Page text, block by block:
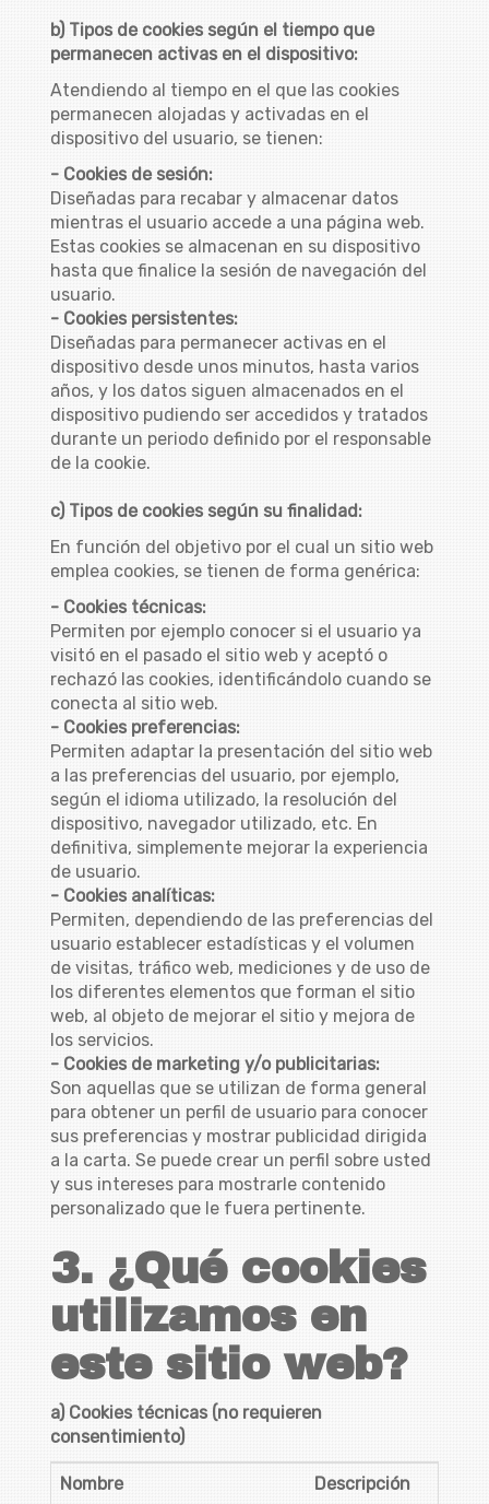
b) Tipos de cookies según el tiempo que
permanecen activas en el dispositivo:
Atendiendo al tiempo en el que las cookies
permanecen alojadas y activadas en el
dispositivo del usuario, se tienen:
- Cookies de sesión:
Diseñadas para recabar y almacenar datos
mientras el usuario accede a una página web.
Estas cookies se almacenan en su dispositivo
hasta que finalice la sesión de navegación del
usuario.
- Cookies persistentes:
Diseñadas para permanecer activas en el
dispositivo desde unos minutos, hasta varios
años, y los datos siguen almacenados en el
dispositivo pudiendo ser accedidos y tratados
durante un periodo definido por el responsable
de la cookie.
c) Tipos de cookies según su finalidad:
En función del objetivo por el cual un sitio web
emplea cookies, se tienen de forma genérica:
- Cookies técnicas:
Permiten por ejemplo conocer si el usuario ya
visitó en el pasado el sitio web y aceptó o
rechazó las cookies, identificándolo cuando se
conecta al sitio web.
- Cookies preferencias:
Permiten adaptar la presentación del sitio web
a las preferencias del usuario, por ejemplo,
según el idioma utilizado, la resolución del
dispositivo, navegador utilizado, etc. En
definitiva, simplemente mejorar la experiencia
de usuario.
- Cookies analíticas:
Permiten, dependiendo de las preferencias del
usuario establecer estadísticas y el volumen
de visitas, tráfico web, mediciones y de uso de
los diferentes elementos que forman el sitio
web, al objeto de mejorar el sitio y mejora de
los servicios.
- Cookies de marketing y/o publicitarias:
Son aquellas que se utilizan de forma general
para obtener un perfil de usuario para conocer
sus preferencias y mostrar publicidad dirigida
a la carta. Se puede crear un perfil sobre usted
y sus intereses para mostrarle contenido
personalizado que le fuera pertinente.
3. ¿Qué cookies
utilizamos en
este sitio web?
a) Cookies técnicas (no requieren
consentimiento)
Nombre Descripción